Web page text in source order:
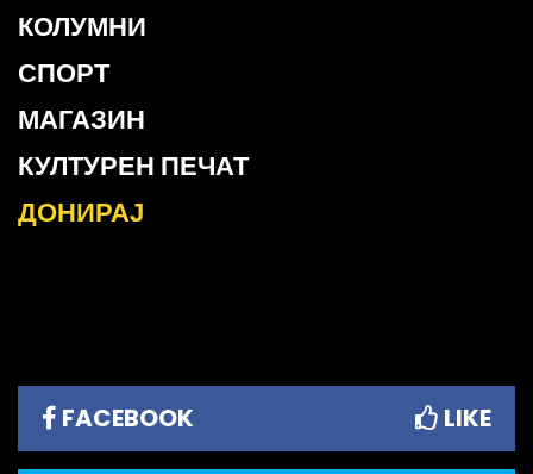
КОЛУМНИ
СПОРТ
МАГАЗИН
КУЛТУРЕН ПЕЧАТ
ДОНИРАЈ
FACEBOOK LIKE